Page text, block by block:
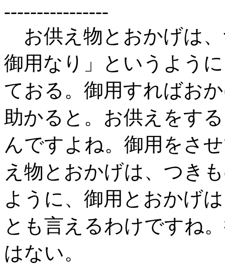
----------------
お供え物とおかげは
御用なり」というよう
ておる。御用すればお
助かると。お供えをす
んですよね。御用をさ
え物とおかげは、つき
ように、御用とおかげ
とも言えるわけですね
はない。